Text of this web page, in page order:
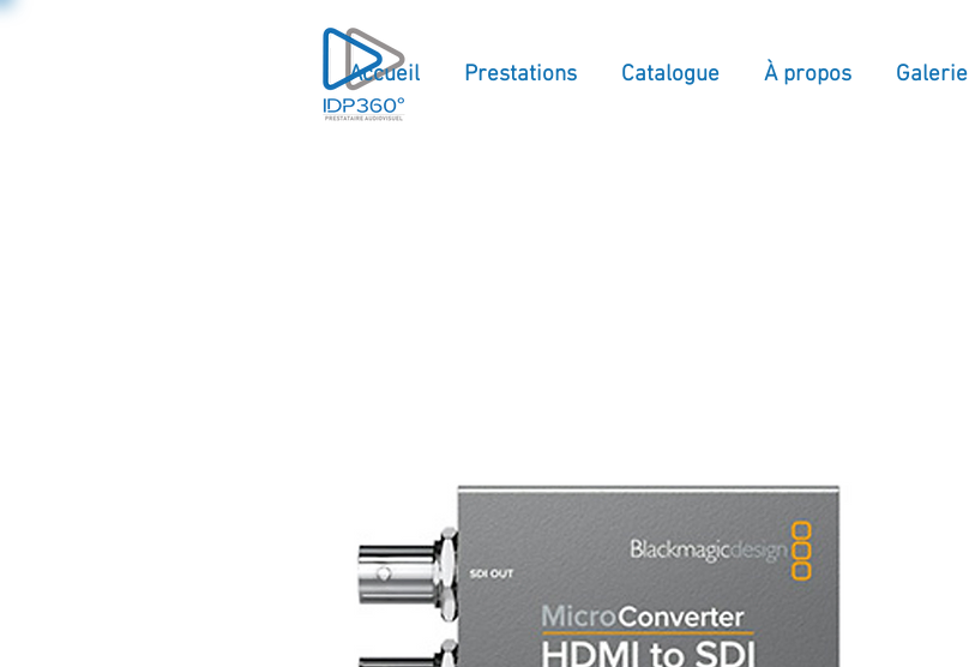
Accueil Prestations Catalogue À propos Galerie